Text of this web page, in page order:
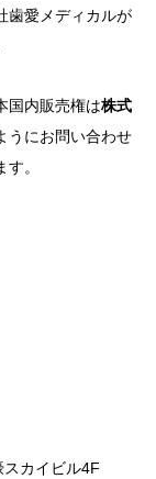
歯愛メディカルが
国内販売権は株式
うにお問い合わせ
。
カイビル4F